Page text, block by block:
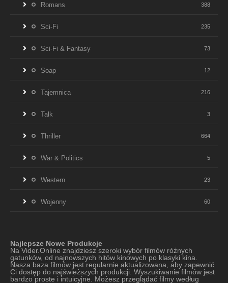
Romans 388
Sci-Fi 235
Sci-Fi & Fantasy 73
Soap 12
Tajemnica 216
Talk 3
Thriller 664
War & Politics 5
Western 23
Wojenny 60
Najlepsze Nowe Produkcje
Na Vider.Online znajdziesz szeroki wybór filmów różnych
gatunków, od najnowszych hitów kinowych po klasyki kina.
Nasza baza filmów jest regularnie aktualizowana, aby zapewnić
Ci dostęp do najświeższych produkcji. Wyszukiwanie filmów jest
bardzo proste i intuicyjne. Możesz przeglądać filmy według